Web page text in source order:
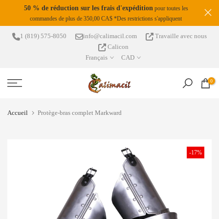
contenu
50 % de réduction sur les frais d'expéditionpour toutes les
commandes de plus de 350,00 CA$ *Des restrictions s'appliquent
1 (819) 575-8050 info@calimacil.com
Travaille avec nous
Calicon
Français
CAD
0
Accueil Protège-bras complet Markward
-17%